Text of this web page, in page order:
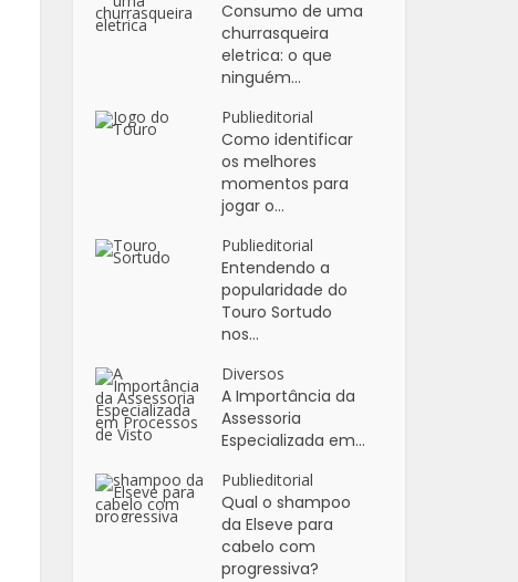
Consumo de uma
churrasqueira
eletrica: o que
ninguém...
Publieditorial
Como identificar
os melhores
momentos para
jogar o...
Publieditorial
Entendendo a
popularidade do
Touro Sortudo
nos...
Diversos
A Importância da
Assessoria
Especializada em...
Publieditorial
Qual o shampoo
da Elseve para
cabelo com
progressiva?